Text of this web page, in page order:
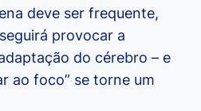
deve ser frequente,
provocar a
do cérebro – e
ao foco” se torne um